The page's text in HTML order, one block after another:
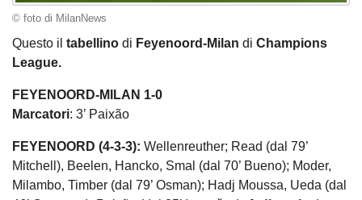
© foto di MilanNews
Questo il tabellino di Feyenoord-Milan di Champions
League.
FEYENOORD-MILAN 1-0
Marcatori: 3’ Paixão
FEYENOORD (4-3-3): Wellenreuther; Read (dal 79’
Mitchell), Beelen, Hancko, Smal (dal 70’ Bueno); Moder,
Milambo, Timber (dal 79’ Osman); Hadj Moussa, Ueda (dal